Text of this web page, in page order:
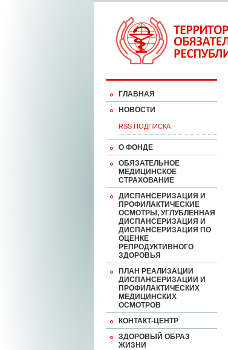
ГЛАВНАЯ
НОВОСТИ
RSS ПОДПИСКА
О ФОНДЕ
ОБЯЗАТЕЛЬНОЕ
МЕДИЦИНСКОЕ
СТРАХОВАНИЕ
ДИСПАНСЕРИЗАЦИЯ И
ПРОФИЛАКТИЧЕСКИЕ
ОСМОТРЫ, УГЛУБЛЕННАЯ
ДИСПАНСЕРИЗАЦИЯ И
ДИСПАНСЕРИЗАЦИЯ ПО
ОЦЕНКЕ
РЕПРОДУКТИВНОГО
ЗДОРОВЬЯ
ПЛАН РЕАЛИЗАЦИИ
ДИСПАНСЕРИЗАЦИИ И
ПРОФИЛАКТИЧЕСКИХ
МЕДИЦИНСКИХ
ОСМОТРОВ
КОНТАКТ-ЦЕНТР
ЗДОРОВЫЙ ОБРАЗ
ЖИЗНИ